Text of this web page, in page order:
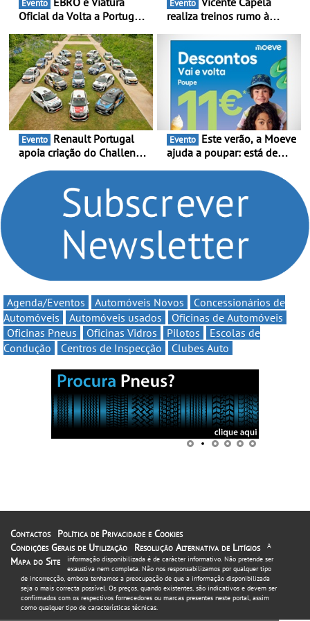
Evento
Oficial da Volta a Portugal
presença nacional ao lado
da mítica prova de ciclismo
e leva a sua gama SUV
multi-energia às estradas
de Portugal
Evento
realiza treinos rumo à
Portugal Karting e mira boa
estreia - O Campeonato
Portugal Karting 2026
decorre entre 1 de Março e
6 de Setembro
Evento
apoia criação do Challenge
compromisso com o
automobilismo nacional
continua em 2026
Evento
ajuda a poupar: está de
Volta” com descontos de
Agenda/Eventos Automóveis Novos
Concessionários de
Automóveis
Automóveis usados
Oficinas de Automóveis
Oficinas Pneus
Oficinas Vidros Pilotos
Escolas de
Condução
Centros de Inspecção Clubes Auto
Contactos
Política de Privacidade e Cookies
Condições Gerais de Utilização
Resolução Alternativa de Litígios
Mapa do Site
A
informação disponibilizada é de carácter informativo. Não pretende ser
exaustiva nem completa. Não nos responsabilizamos por qualquer tipo
de incorrecção, embora tenhamos a preocupação de que a informação disponibilizada
seja o mais correcta possível. Os preços, quando existentes, são indicativos e devem ser
confirmados com os respectivos fornecedores ou marcas presentes neste portal, assim
como qualquer tipo de características técnicas.